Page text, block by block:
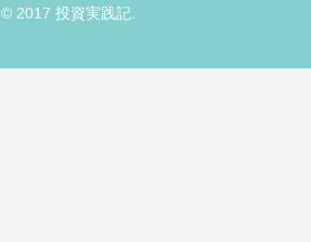
© 2017 投資実践記.